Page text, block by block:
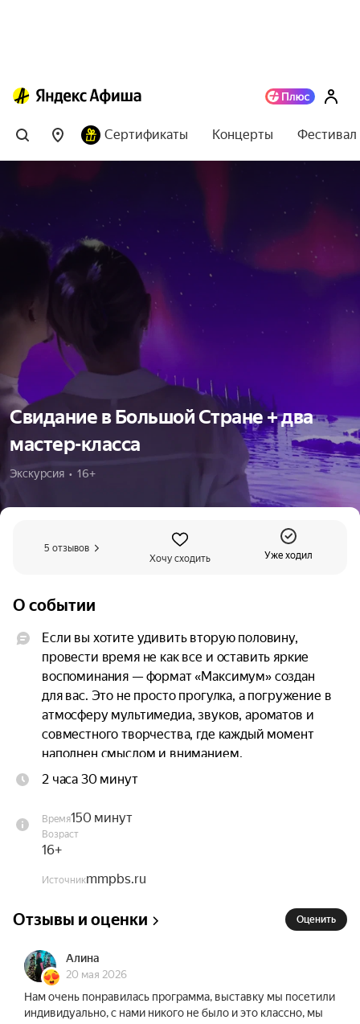
Сертификаты Концерты
Свидание в Большой Стране + два
мастер-класса
Экскурсия  •  16+
5 отзывов
Хочу сходить
Уже ходил
О событии
Если вы хотите удивить вторую половину,
провести время не как все и оставить яркие
воспоминания — формат «Максимум» создан
для вас. Это не просто прогулка, а погружение в
атмосферу мультимедиа, звуков, ароматов и
совместного творчества, где каждый момент
наполнен смыслом и вниманием.
— Выставка «Большая страна» — с персональным
экскурсоводом, который проведёт вас через 8
мультимедийных залов. Световые инсталляции,
проекции, тактильные артефакты (соль, лава) и
множество стильных фотозон для соцсетей и
памятных фото;
— Мастер-классы:
«ИИ и стикерпак» — создадите цифровые
стикеры с помощью искусственного интеллекта;
«Руны и Талисманы» — сделаете талисманы для
2 часа 30 минут
Время150 минут
Возраст
16+
Источникmmpbs.ru
Отзывы и оценки Оценить
Алина
20 мая 2026
Нам очень понравилась программа, выставку мы посетили
индивидуально, с нами никого не было и это классно, мы